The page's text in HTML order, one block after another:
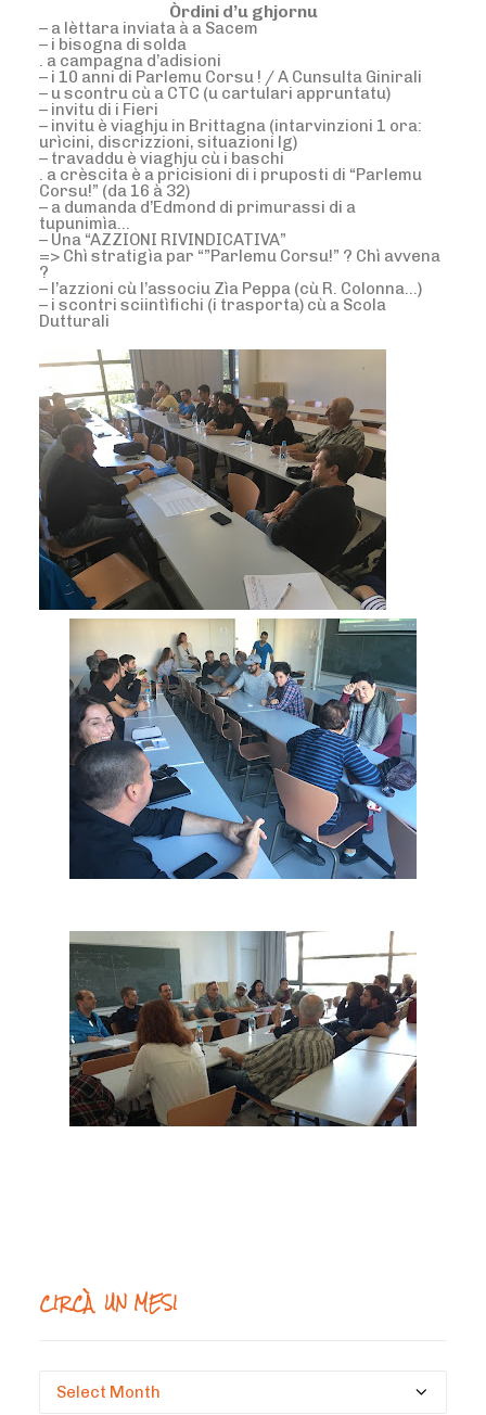
Òrdini d’u ghjornu
– a lèttara inviata à a Sacem
– i bisogna di solda
. a campagna d’adisioni
– i 10 anni di Parlemu Corsu ! / A Cunsulta Ginirali
– u scontru cù a CTC (u cartulari appruntatu)
– invitu di i Fieri
– invitu è viaghju in Brittagna (intarvinzioni 1 ora:
urìcini, discrizzioni, situazioni lg)
– travaddu è viaghju cù i baschi
. a crèscita è a pricisioni di i pruposti di “Parlemu
Corsu!” (da 16 à 32)
– a dumanda d’Edmond di primurassi di a
tupunimìa…
– Una “AZZIONI RIVINDICATIVA”
=> Chì stratigìa par “”Parlemu Corsu!” ? Chì avvena
?
– l’azzioni cù l’associu Zìa Peppa (cù R. Colonna…)
– i scontri sciintìfichi (i trasporta) cù a Scola
Dutturali
CIRCÀ UN MESI
Circà